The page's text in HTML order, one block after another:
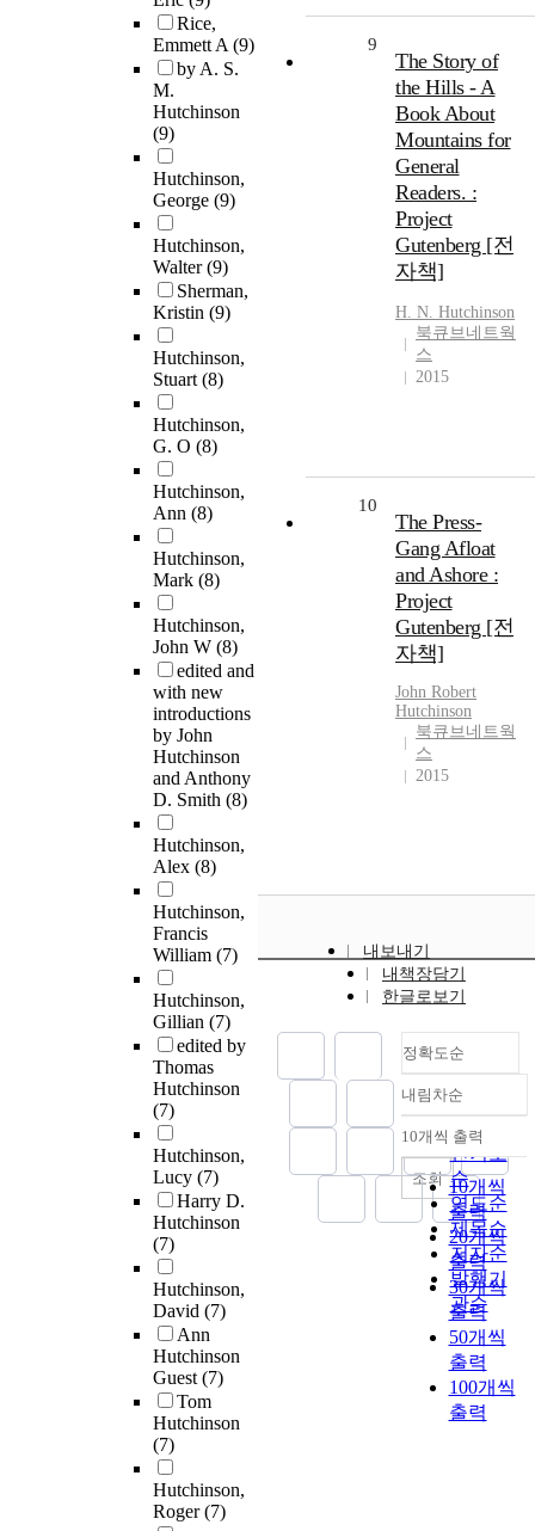
Rice,
Emmett A(9)
by A. S.
M.
Hutchinson
(9)
Hutchinson,
George (9)
Hutchinson,
Walter(9)
Sherman,
Kristin (9)
Hutchinson,
Stuart(8)
Hutchinson,
G. O (8)
Hutchinson,
Ann (8)
Hutchinson,
Mark (8)
Hutchinson,
John W (8)
edited and
with new
introductions
by John
Hutchinson
and Anthony
D. Smith (8)
Hutchinson,
Alex (8)
Hutchinson,
Francis
William (7)
Hutchinson,
Gillian (7)
edited by
Thomas
Hutchinson
(7)
Hutchinson,
Lucy (7)
Harry D.
Hutchinson
(7)
Hutchinson,
David (7)
Ann
Hutchinson
Guest(7)
Tom
Hutchinson
(7)
Hutchinson,
Roger(7)
9
The Story of
the Hills - A
Book About
Mountains for
General
Readers. :
Project
Gutenberg [전
자책]
H. N. Hutchinson
북큐브네트웍
스
2015
10
The Press-
Gang Afloat
and Ashore :
Project
Gutenberg [전
자책]
John Robert
Hutchinson
북큐브네트웍
스
2015
내보내기
내책장담기
한글로보기
정확도순
정확도
순
인기도
순
연도순
제목순
저자순
발행기
관순
내림차순
내림차순
10개씩 출력
10개씩
출력
20개씩
출력
30개씩
출력
50개씩
출력
100개씩
출력
조회